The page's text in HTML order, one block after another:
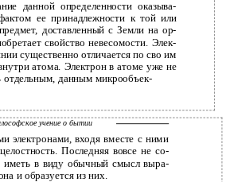
данной определенности оказыва­
ее принадлежности к той или
доставленный с Земли на ор­
свойство невесомости. Элек­
существенно отличается по сво­ им
атома. Электрон в атоме уже не
отдельным, данным микрообъек-
учение о бытии
электронами, входя вместе с ними
Последняя вовсе не со­
иметь в виду обычный смысл выра­
и образуется из них.